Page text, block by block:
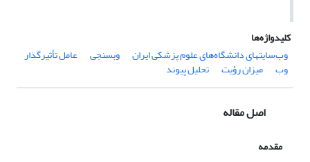
کلیدواژه‌ها
وب‌سایتهای دانشگاه‌های علوم پزشکی ایران
وب­سنجی عامل تأثیرگذار
وب میزان رؤیت تحلیل پیوند
اصل مقاله
مقدمه